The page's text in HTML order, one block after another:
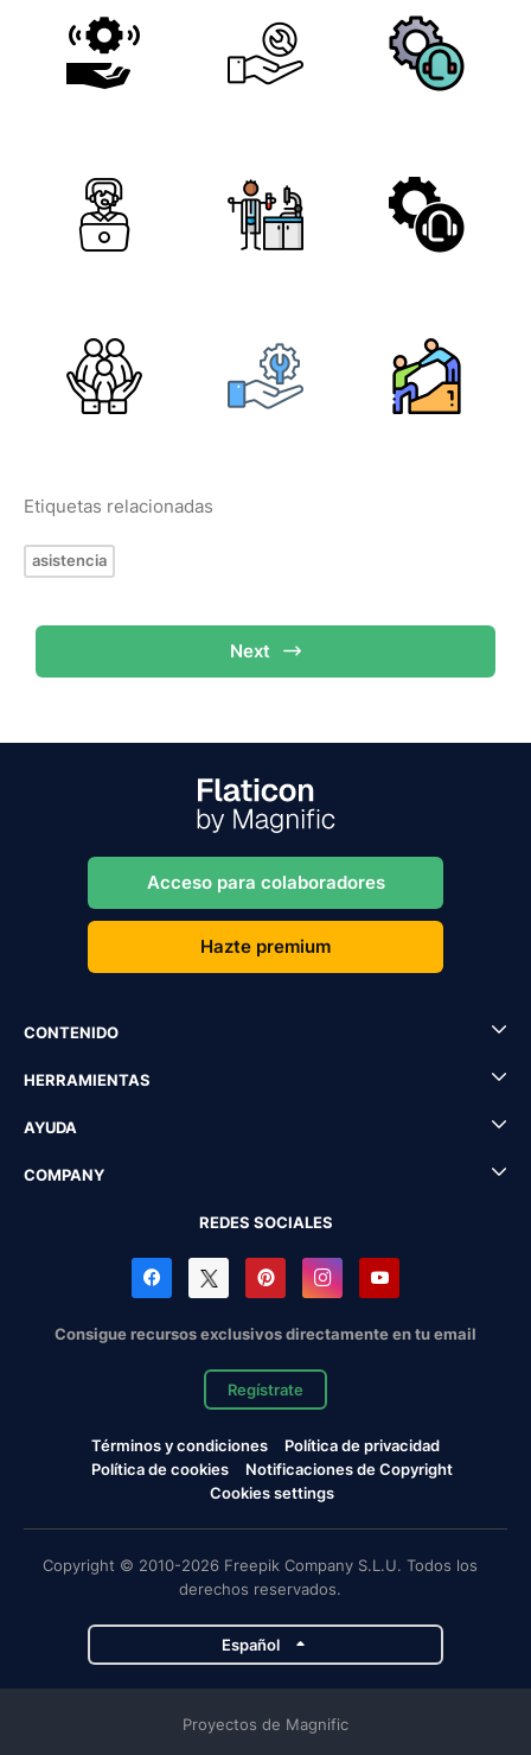
Etiquetas relacionadas
asistencia
Next
Acceso para colaboradores
Hazte premium
CONTENIDO
HERRAMIENTAS
AYUDA
COMPANY
REDES SOCIALES
Consigue recursos exclusivos directamente en tu email
Regístrate
Términos y condiciones
Política de privacidad
Política de cookies
Notificaciones de Copyright
Cookies settings
Copyright © 2010-2026 Freepik Company S.L.U. Todos los
derechos reservados.
Español
Proyectos de Magnific